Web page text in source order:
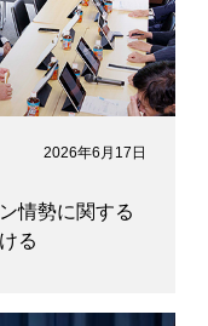
2026年6月17日
情勢に関する
る